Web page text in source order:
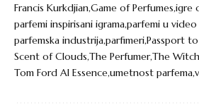
Francis KurkdjianGame of Perfumes igre
parfemi inspirisani igramaparfemi u video
parfemska industrijaparfimeriPassport
Scent of Clouds The PerfumerThe
Tom Ford AI Essenceumetnost parfema